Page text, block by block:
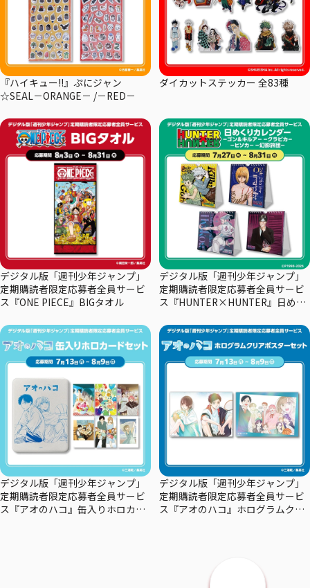
『ハイキュー!!』ぷにジャン
☆SEAL－ORANGE－ /－RED－
ダイカットステッカー 全83種
デジタル版「週刊少年ジャンプ」
定期購読者限定応募者全員サービ
ス『ONE PIECE』BIGタオル
デジタル版「週刊少年ジャンプ」
定期購読者限定応募者全員サービ
ス『HUNTER×HUNTER』日めく
デジタル版「週刊少年ジャンプ」
定期購読者限定応募者全員サービ
ス『アオのハコ』缶入りホロカー
デジタル版「週刊少年ジャンプ」
定期購読者限定応募者全員サービ
ス『アオのハコ』ホログラムクリ